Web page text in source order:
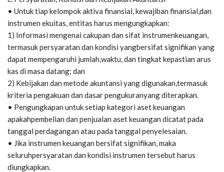
• Untuk tiap kelompok aktiva finansial, kewajiban finansial,dan
instrumen ekuitas, entitas harus mengungkapkan:
1) Informasi mengenai cakupan dan sifat instrumenkeuangan,
termasuk persyaratan dan kondisi yangbersifat signifikan yang
dapat mempengaruhi jumlah,waktu, dan tingkat kepastian arus
kas di masa datang; dan
2) Kebijakan dan metode akuntansi yang digunakan,termasuk
kriteria pengakuan dan dasar pengukuranyang diterapkan.
• Pengungkapan untuk setiap kategori aset keuangan
apakahpembelian dan penjualan aset keuangan dicatat pada
tanggal perdagangan atau pada tanggal penyelesaian.
• Jika instrumen keuangan bersifat signifikan, maka
seluruhpersyaratan dan kondisi instrumen tersebut harus
diungkapkan.